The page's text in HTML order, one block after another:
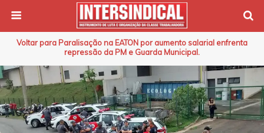
Voltar para Paralisação na EATON por aumento salarial enfrenta
repressão da PM e Guarda Municipal.